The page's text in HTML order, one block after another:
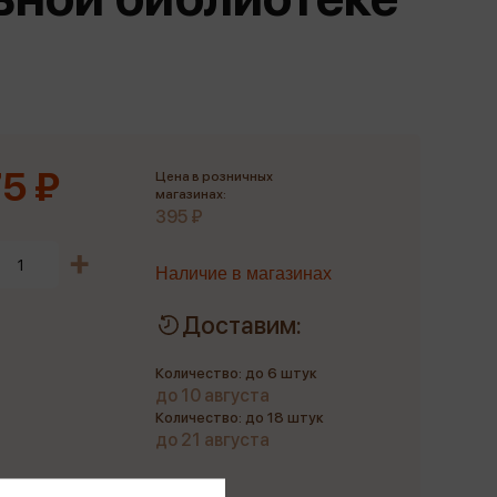
₽
Цена в розничных
магазинах:
395 ₽
Наличие в магазинах
Доставим:
Количество: до 6 штук
до 10 августа
Количество: до 18 штук
до 21 августа